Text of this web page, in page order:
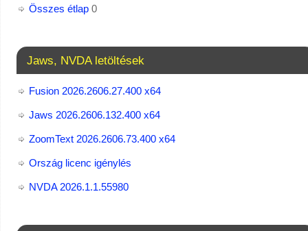
Összes étlap0
Jaws, NVDA letöltések
Fusion 2026.2606.27.400 x64
Jaws 2026.2606.132.400 x64
ZoomText 2026.2606.73.400​ x64
Ország licenc igénylés
NVDA 2026.1.1.55980